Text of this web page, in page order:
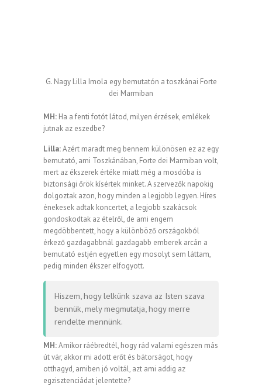
G. Nagy Lilla Imola egy bemutatón a toszkánai Forte
dei Marmiban
MH: Ha a fenti fotót látod, milyen érzések, emlékek
jutnak az eszedbe?
Lilla:Azért maradt meg bennem különösen ez az egy
bemutató, ami Toszkánában, Forte dei Marmiban volt,
mert az ékszerek értéke miatt még a mosdóba is
biztonsági őrök kísértek minket. A szervezők napokig
dolgoztak azon, hogy minden a legjobb legyen. Híres
énekesek adtak koncertet, a legjobb szakácsok
gondoskodtak az ételről, de ami engem
megdöbbentett, hogy a különböző országokból
érkező gazdagabbnál gazdagabb emberek arcán a
bemutató estjén egyetlen egy mosolyt sem láttam,
pedig minden ékszer elfogyott.
Hiszem, hogy lelkünk szava az Isten szava
bennük, mely megmutatja, hogy merre
rendelte mennünk.
MH:Amikor ráébredtél, hogy rád valami egészen más
út vár, akkor mi adott erőt és bátorságot, hogy
otthagyd, amiben jó voltál, azt ami addig az
egzisztenciádat jelentette?